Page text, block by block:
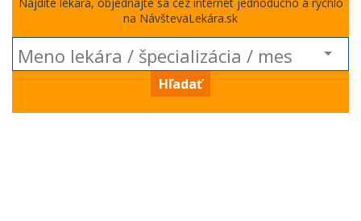
na NávštevaLekára.sk
Hľadať